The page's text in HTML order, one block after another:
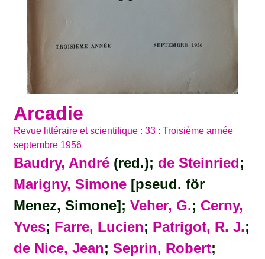
Arcadie
Revue littéraire et scientifique : 33 : Troisième année
septembre 1956
Baudry, André(red.); de Steinried;
Marigny, Simone[pseud. för
Menez, Simone]; Veher, G.; Cerny,
Yves; Farre, Lucien; Patrigot, R. J.;
de Nice, Jean; Seprin, Robert;